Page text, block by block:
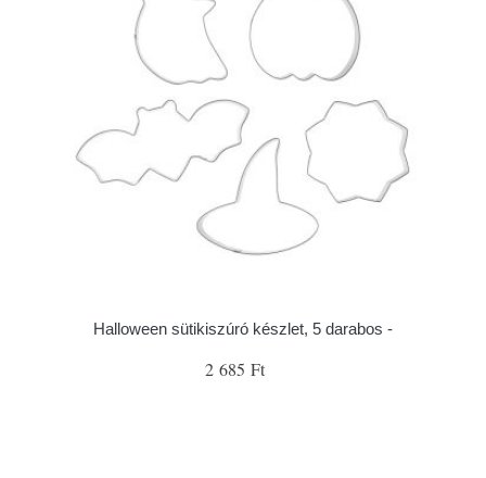
Halloween sütikiszúró készlet, 5 darabos -
2 685 Ft